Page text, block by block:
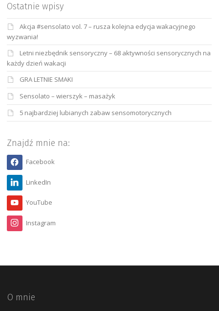
Ostatnie wpisy
Akcja #sensolato vol. 7 – rusza kolejna edycja wakacyjnego
wyzwania!
Letni niezbędnik sensoryczny – 68 aktywności sensorycznych na
każdy dzień wakacji
GRA LETNIE SMAKI
Sensolato – wierszyk – masażyk
5 najbardziej lubianych zabaw sensomotorycznych
Znajdź mnie na:
Facebook
LinkedIn
YouTube
Instagram
O mnie